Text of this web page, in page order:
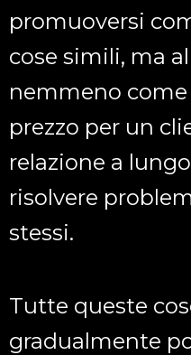
promuoversi
cose simili, ma
nemmeno come
prezzo per un
relazione a
risolvere
stessi.
Tutte queste
gradualmente